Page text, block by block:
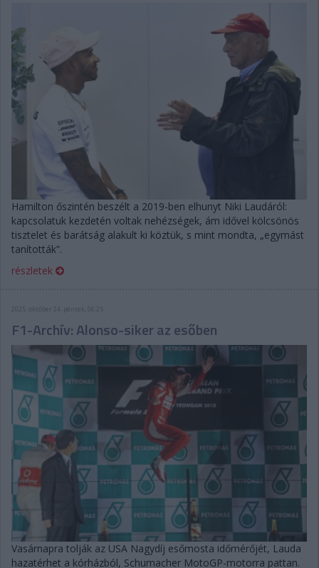
Hamilton őszintén beszélt a 2019-ben elhunyt Niki Laudáról:
kapcsolatuk kezdetén voltak nehézségek, ám idővel kölcsönös
tisztelet és barátság alakult ki köztük, s mint mondta, „egymást
tanították”.
részletek
2025. október 24. péntek, 06:25
F1-Archív: Alonso-siker az esőben
Vasárnapra tolják az USA Nagydíj esőmosta időmérőjét, Lauda
hazatérhet a kórházból, Schumacher MotoGP-motorra pattan.